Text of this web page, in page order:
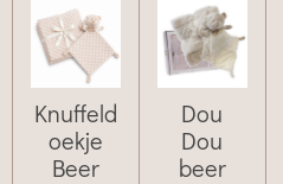
Knuffeld
oekje
Beer
Dou
Dou
beer